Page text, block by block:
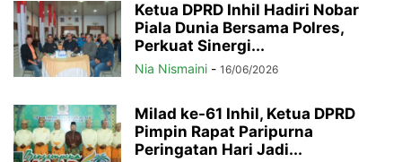
Ketua DPRD Inhil Hadiri Nobar
Piala Dunia Bersama Polres,
Perkuat Sinergi...
Nia Nismaini - 16/06/2026
Milad ke-61 Inhil, Ketua DPRD
Pimpin Rapat Paripurna
Peringatan Hari Jadi...